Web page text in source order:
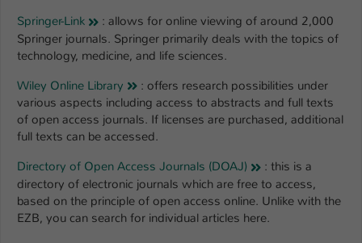
Springer-Link
: allows for online viewing of around 2,000
Springer journals. Springer primarily deals with the topics of
technology, medicine, and life sciences.
Wiley Online Library
: offers research possibilities under
various aspects including access to abstracts and full texts
of open access journals. If licenses are purchased, additional
full texts can be accessed.
Directory of Open Access Journals (DOAJ)
: this is a
directory of electronic journals which are free to access,
based on the principle of open access online. Unlike with the
EZB, you can search for individual articles here.